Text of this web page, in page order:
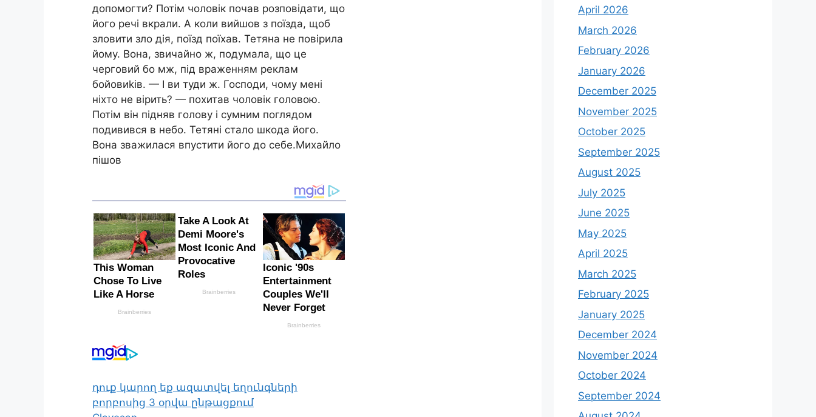
допомогти? Потім чоловік почав розповідати, що
його речі вкрали. А коли вийшов з поїзда, щоб
зловити зло дія, поїзд поїхав. Тетяна не повірила
йому. Вона, звичайно ж, подумала, що це
черговий бо мж, під враженням реклам
бойовиkів. — І ви туди ж. Господи, чому мені
ніхто не вірить? — похитав чоловік головою.
Потім він підняв голову і сумним поглядом
подивився в небо. Тетяні стало шкода його.
Вона зважилася впустити його до себе.Михайло
пішов
դուք կարող եք ազատվել եղունգների
բորբոսից 3 օրվա ընթացքում
April 2026
March 2026
February 2026
January 2026
December 2025
November 2025
October 2025
September 2025
August 2025
July 2025
June 2025
May 2025
April 2025
March 2025
February 2025
January 2025
December 2024
November 2024
October 2024
September 2024